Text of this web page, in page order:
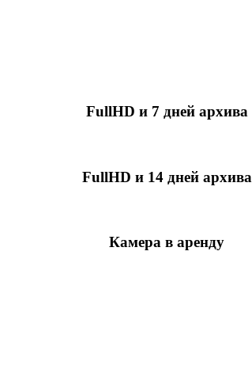
FullHD и 7 дней архива
FullHD и 14 дней архива
Камера в аренду